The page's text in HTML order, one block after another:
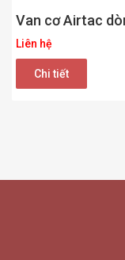
Van cơ Airtac
Liên hệ
Chi tiết